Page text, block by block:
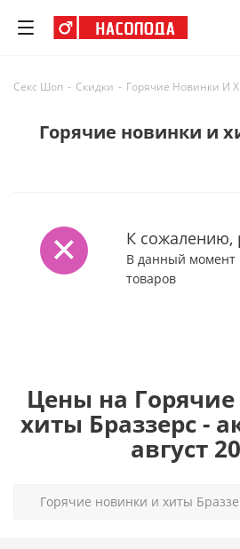
Секс Шоп - Скидки - Горячие Новинки И
Горячие новинки и
К сожалению,
В данный момент
товаров
Цены на
хиты Браззерс -
август
Горячие новинки и хиты